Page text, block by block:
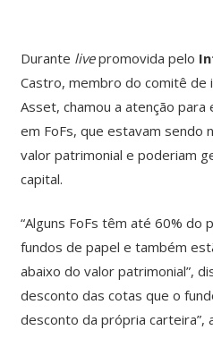
Durante livepromovida pelo
Castro, membro do comitê de
Asset, chamou a atenção
em FoFs, que estavam sendo
valor patrimonial e poderiam
capital.
“Alguns FoFs têm até 60% do
fundos de papel e também
abaixo do valor patrimonial”,
desconto das cotas que o
desconto da própria carteira”,